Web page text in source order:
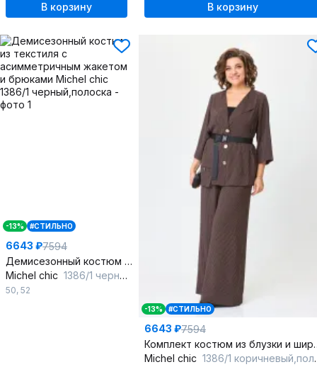
В корзину В корзину
-13% #СТИЛЬНО
6643 ₽7594
Демисезонный костюм из текстиля с асимметричным жакетом и брюками
Michel chic 1386/1 черный,полоска
50, 52
-13% #СТИЛЬНО
6643 ₽7594
Комплект
Michel chic 1386/1 коричневый,полоска